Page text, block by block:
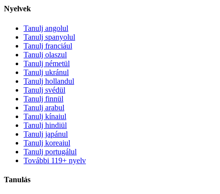
Nyelvek
Tanulj angolul
Tanulj spanyolul
Tanulj franciául
Tanulj olaszul
Tanulj németül
Tanulj ukránul
Tanulj hollandul
Tanulj svédül
Tanulj finnül
Tanulj arabul
Tanulj kínaiul
Tanulj hindiül
Tanulj japánul
Tanulj koreaiul
Tanulj portugálul
További 119+ nyelv
Tanulás